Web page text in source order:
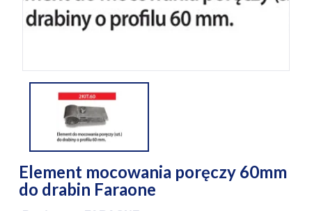
Element mocowania poręczy 60mm
do drabin Faraone